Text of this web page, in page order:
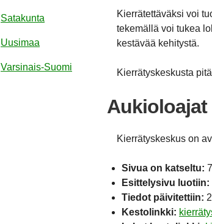
Kierrätettäväksi voi
tekemällä voi tukea
kestävää kehitystä.
Kierrätyskeskusta
Aukioloajat
Kierrätyskeskus on
Sivua on katseltu:
Esittelysivu luotiin:
Tiedot päivitettiin:
Kestolinkki:
Satakunta
Uusimaa
Varsinais-Suomi